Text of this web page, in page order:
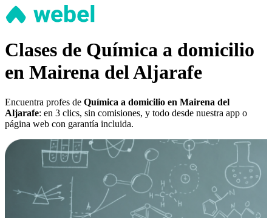
Clases de Química a domicilio
en Mairena del Aljarafe
Encuentra profes de Química a domicilio en Mairena del
Aljarafe: en 3 clics, sin comisiones, y todo desde nuestra app o
página web con garantía incluida.